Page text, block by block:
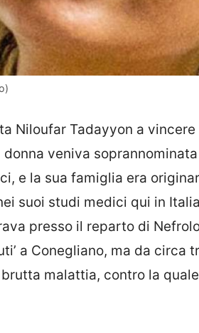
Niloufar Tadayyon a
veniva
e la sua famiglia era
suoi studi medici qui in
presso il reparto di
a Conegliano, ma da circa
malattia, contro la